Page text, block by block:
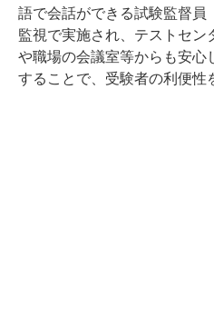
語で会話ができる試験監督員
監視で実施され、テストセン
や職場の会議室等からも安心
することで、受験者の利便性